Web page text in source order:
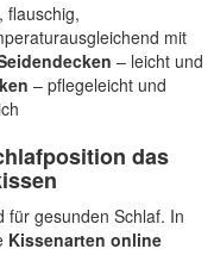
flauschig,
mit
– leicht und
– pflegeleicht und
das
für gesunden Schlaf. In
Kissenarten online